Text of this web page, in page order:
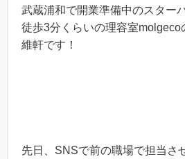
武蔵浦和で開業準備中のスター
徒歩3分くらいの理容室
維軒です！
先日、SNSで前の職場で担当さ